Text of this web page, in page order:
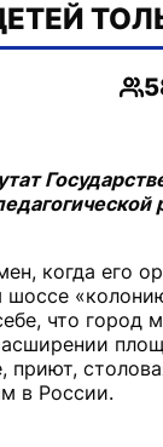
когда его
что
в России.